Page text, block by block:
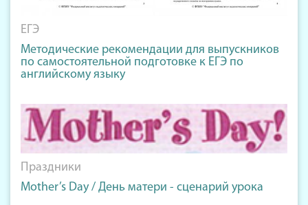
ЕГЭ
Методические рекомендации для выпускников
по самостоятельной подготовке к ЕГЭ по
английскому языку
Праздники
Mother’s Day / День матери - сценарий урока